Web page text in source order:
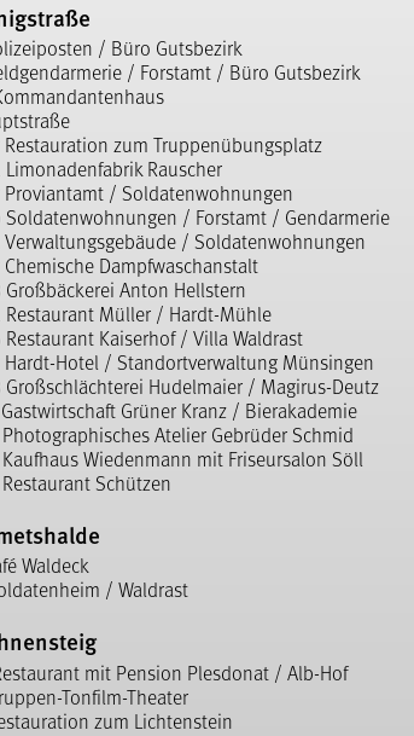
/ Büro Gutsbezirk
/ Forstamt / Büro Gutsbezirk
Restauration zum Truppenübungsplatz
Limonadenfabrik Rauscher
Proviantamt / Soldatenwohnungen
Soldatenwohnungen / Forstamt / Gendarmerie
Verwaltungsgebäude / Soldatenwohnungen
Chemische Dampfwaschanstalt
Großbäckerei Anton Hellstern
Restaurant Müller / Hardt-Mühle
Restaurant Kaiserhof / Villa Waldrast
Hardt-Hotel / Standortverwaltung Münsingen
Großschlächterei Hudelmaier / Magirus-Deutz
Grüner Kranz / Bierakademie
Atelier Gebrüder Schmid
Wiedenmann mit Friseursalon Söll
Schützen
Waldeck
/ Waldrast
mit Pension Plesdonat / Alb-Hof
Tonfilm-Theater
zum Lichtenstein